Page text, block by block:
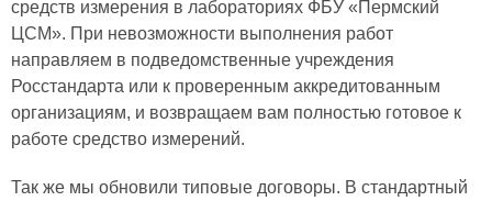
средств измерения в лабораториях ФБУ «Пермский
ЦСМ». При невозможности выполнения работ
направляем в подведомственные учреждения
Росстандарта или к проверенным аккредитованным
организациям, и возвращаем вам полностью готовое к
работе средство измерений.
Так же мы обновили типовые договоры. В стандартный